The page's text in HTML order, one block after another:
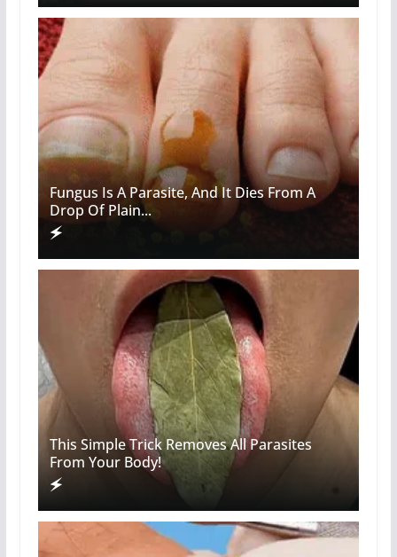
Fungus Is A Parasite, And It Dies From A
Drop Of Plain...
This Simple Trick Removes All Parasites
From Your Body!